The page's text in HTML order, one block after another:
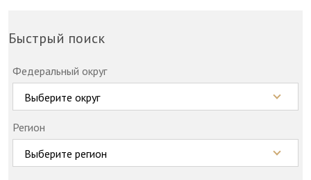
Быстрый поиск
Федеральный округ
Выберите округ
Регион
Выберите регион